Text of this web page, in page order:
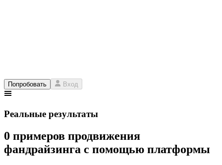
Попробовать Вход
Реальные результаты
0 примеров продвижения
фандрайзинга с помощью платформы